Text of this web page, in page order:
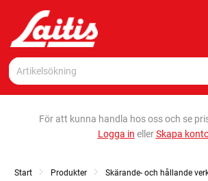
För att kunna handla hos oss och se
Logga in ellerSkapa
Start Produkter Skärande- och hållande